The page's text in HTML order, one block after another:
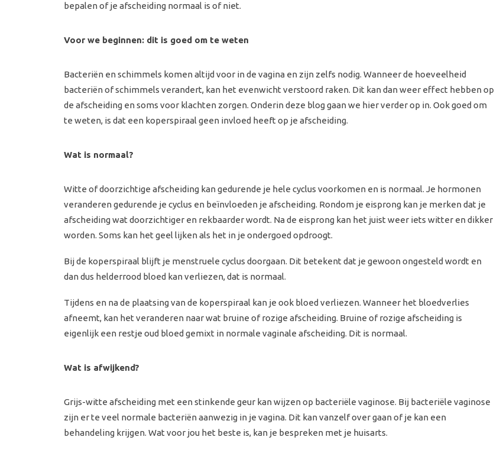
bepalen of je afscheiding normaal is of niet.
Voor we beginnen: dit is goed om te weten
Bacteriën en schimmels komen altijd voor in de vagina en zijn zelfs nodig. Wanneer de hoeveelheid
bacteriën of schimmels verandert, kan het evenwicht verstoord raken. Dit kan dan weer effect hebben op
de afscheiding en soms voor klachten zorgen. Onderin deze blog gaan we hier verder op in. Ook goed om
te weten, is dat een koperspiraal geen invloed heeft op je afscheiding.
Wat is normaal?
Witte of doorzichtige afscheiding kan gedurende je hele cyclus voorkomen en is normaal. Je hormonen
veranderen gedurende je cyclus en beïnvloeden je afscheiding. Rondom je eisprong kan je merken dat je
afscheiding wat doorzichtiger en rekbaarder wordt. Na de eisprong kan het juist weer iets witter en dikker
worden. Soms kan het geel lijken als het in je ondergoed opdroogt.
Bij de koperspiraal blijft je menstruele cyclus doorgaan. Dit betekent dat je gewoon ongesteld wordt en
dan dus helderrood bloed kan verliezen, dat is normaal.
Tijdens en na de plaatsing van de koperspiraal kan je ook bloed verliezen. Wanneer het bloedverlies
afneemt, kan het veranderen naar wat bruine of rozige afscheiding. Bruine of rozige afscheiding is
eigenlijk een restje oud bloed gemixt in normale vaginale afscheiding. Dit is normaal.
Wat is afwijkend?
Grijs-witte afscheiding met een stinkende geur kan wijzen op bacteriële vaginose. Bij bacteriële vaginose
zijn er te veel normale bacteriën aanwezig in je vagina. Dit kan vanzelf over gaan of je kan een
behandeling krijgen. Wat voor jou het beste is, kan je bespreken met je huisarts.